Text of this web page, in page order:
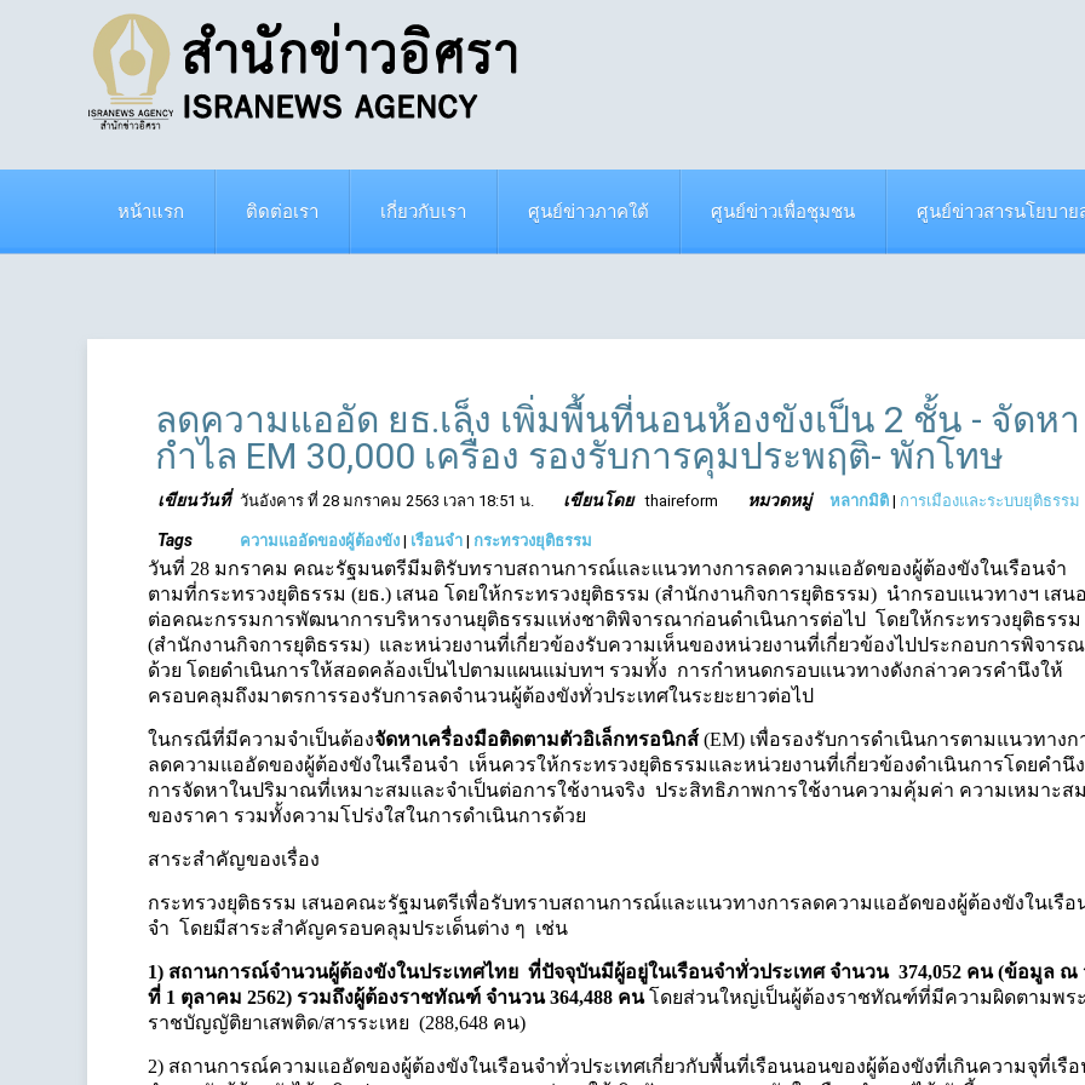
หน้าแรก ติดต่อเรา เกี่ยวกับเรา ศูนย์ข่าวภาคใต้ ศูนย์ข่าวเพื่อชุมชน ศูนย์ข่าวสารนโยบาย
ลดความแออัด ยธ.เล็ง เพิ่มพื้นที่นอนห้องขังเป็น 2 ชั้น - จัดหา
กำไล EM 30,000 เครื่อง รองรับการคุมประพฤติ- พักโทษ
เขียนวันที่ วันอังคาร ที่ 28 มกราคม 2563 เวลา 18:51 น. เขียนโดย thaireform หมวดหมู่ หลากมิติ| การเมืองและระบบยุติธรรม
Tags ความแออัดของผู้ต้องขัง | เรือนจำ | กระทรวงยุติธรรม
วันที่ 28 มกราคม คณะรัฐมนตรีมีมติรับทราบสถานการณ์และแนวทางการลดความแออัดของผู้ต้องขังในเรือนจำ
ตามที่กระทรวงยุติธรรม (ยธ.) เสนอ โดยให้กระทรวงยุติธรรม (สำนักงานกิจการยุติธรรม) นำกรอบแนวทางฯ เสนอ
ต่อคณะกรรมการพัฒนาการบริหารงานยุติธรรมแห่งชาติพิจารณาก่อนดำเนินการต่อไป โดยให้กระทรวงยุติธรรม
(สำนักงานกิจการยุติธรรม) และหน่วยงานที่เกี่ยวข้องรับความเห็นของหน่วยงานที่เกี่ยวข้องไปประกอบการพิจาร
ด้วย โดยดำเนินการให้สอดคล้องเป็นไปตามแผนแม่บทฯ รวมทั้ง การกำหนดกรอบแนวทางดังกล่าวควรคำนึงให้
ครอบคลุมถึงมาตรการรองรับการลดจำนวนผู้ต้องขังทั่วประเทศในระยะยาวต่อไป
ในกรณีที่มีความจำเป็นต้องจัดหาเครื่องมือติดตามตัวอิเล็กทรอนิกส์ (EM) เพื่อรองรับการดำเนินการตามแนวทางก
ลดความแออัดของผู้ต้องขังในเรือนจำ เห็นควรให้กระทรวงยุติธรรมและหน่วยงานที่เกี่ยวข้องดำเนินการโดยคำนึ
การจัดหาในปริมาณที่เหมาะสมและจำเป็นต่อการใช้งานจริง ประสิทธิภาพการใช้งานความคุ้มค่า ความเหมาะสม
ของราคา รวมทั้งความโปร่งใสในการดำเนินการด้วย
สาระสำคัญของเรื่อง
กระทรวงยุติธรรม เสนอคณะรัฐมนตรีเพื่อรับทราบสถานการณ์และแนวทางการลดความแออัดของผู้ต้องขังในเรือ
จำ โดยมีสาระสำคัญครอบคลุมประเด็นต่าง ๆ เช่น
1) สถานการณ์จำนวนผู้ต้องขังในประเทศไทย ที่ปัจจุบันมีผู้อยู่ในเรือนจำทั่วประเทศ จำนวน 374,052 คน (ข้อมูล ณ
ที่ 1 ตุลาคม 2562) รวมถึงผู้ต้องราชทัณฑ์ จำนวน 364,488 คนโดยส่วนใหญ่เป็นผู้ต้องราชทัณฑ์ที่มีความผิดตามพระ
ราชบัญญัติยาเสพติด/สารระเหย (288,648 คน)
2) สถานการณ์ความแออัดของผู้ต้องขังในเรือนจำทั่วประเทศเกี่ยวกับพื้นที่เรือนนอนของผู้ต้องขังที่เกินความจุที่เรื